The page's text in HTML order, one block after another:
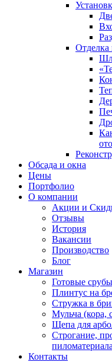
Обсада и окна
Цены
Портфолио
О компании
Акции и
Отзывы
История
Вакансии
Производство
Блог
Магазин
Готовые срубы
Плинтус на
Стружка в
Мульча (кора,
Щепа для
Строгание,
пиломатериала
Контакты